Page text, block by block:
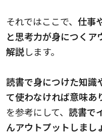
それではここで、 仕事
と思考力が身につくア
解説します。
読書で身につけた知識
て使わなければ意味あ
を参考にして、 読書で
んアウトプットしまし